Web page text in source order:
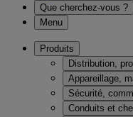
Que cherchez-vous ?
Menu
Produits
Distribution,
Appareillage,
Sécurité,
Conduits et